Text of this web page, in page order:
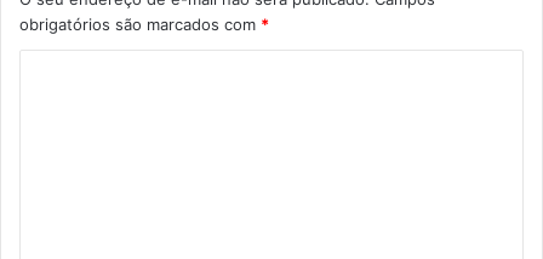
obrigatórios são marcados com *